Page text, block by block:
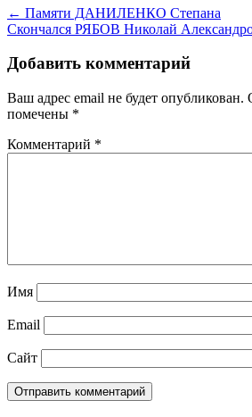
← Памяти ДАНИЛЕНКО Степана
Скончался РЯБОВ Николай
Добавить комментарий
Ваш адрес email не будет опубликован.
помечены *
Комментарий *
Имя
Email
Сайт